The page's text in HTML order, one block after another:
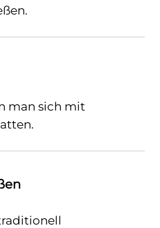
man sich mit